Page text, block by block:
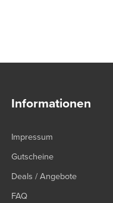
Informationen
Impressum
Gutscheine
Deals / Angebote
FAQ